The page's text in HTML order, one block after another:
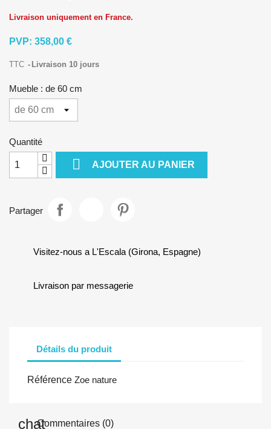
Livraison uniquement en France.
PVP: 358,00 €
TTC Livraison 10 jours
Mueble : de 60 cm
Quantité
 AJOUTER AU PANIER
Partager
Visitez-nous a L'Escala (Girona, Espagne)
Livraison par messagerie
Détails du produit
Référence Zoe nature
Commentaires (0)